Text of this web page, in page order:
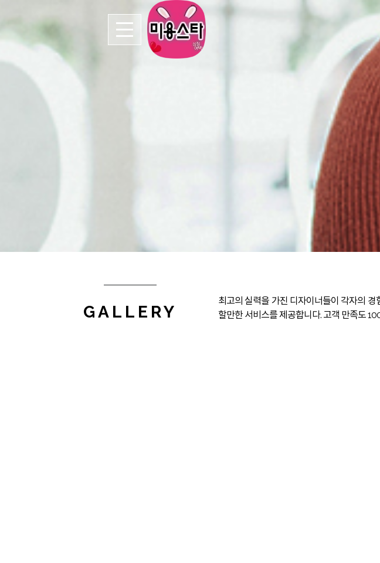
GALLERY
최고의 실력을 가진 디자이너들이 각자의
할만한 서비스를 제공합니다. 고객 만족도